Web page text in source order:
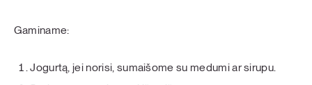
Gaminame:
Jogurtą, jei norisi, sumaišome su medumi ar sirupu.